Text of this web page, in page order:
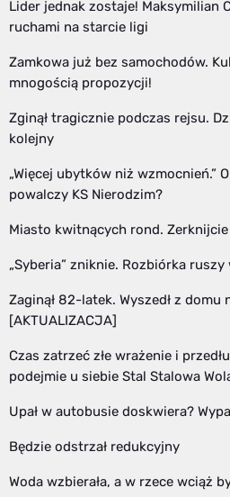
Lider jednak zostaje! Maksymilian
ruchami na starcie ligi
Zamkowa już bez samochodów.
mnogością propozycji!
Zginął tragicznie podczas rejsu.
kolejny
„Więcej ubytków niż wzmocnień.”
powalczy KS Nierodzim?
Miasto kwitnących rond.
„Syberia” zniknie. Rozbiórka
Zaginął 82-latek. Wyszedł z domu
[AKTUALIZACJA]
Czas zatrzeć złe wrażenie i
podejmie u siebie Stal Stalowa
Upał w autobusie doskwiera?
Będzie odstrzał redukcyjny
Woda wzbierała, a w rzece wciąż